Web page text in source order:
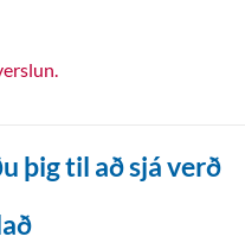
þig til að sjá verð